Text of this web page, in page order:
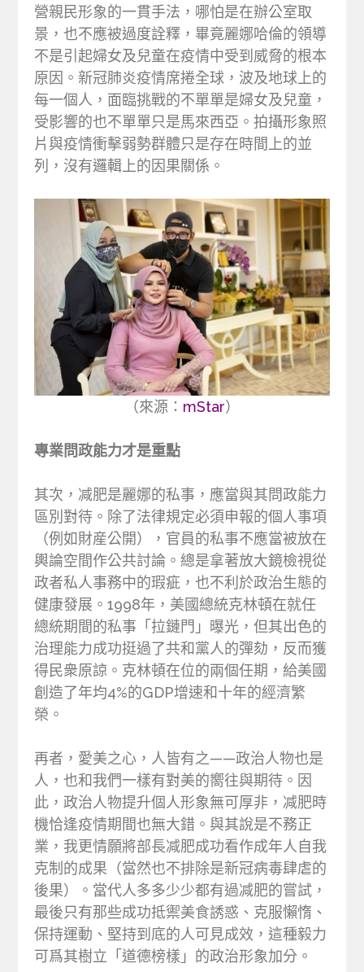
營親民形象的一貫手法，哪怕是在辦公室取
景，也不應被過度詮釋，畢竟麗娜哈倫的領導
不是引起婦女及兒童在疫情中受到威脅的根本
原因。新冠肺炎疫情席捲全球，波及地球上的
每一個人，面臨挑戰的不單單是婦女及兒童，
受影響的也不單單只是馬來西亞。拍攝形象照
片與疫情衝擊弱勢群體只是存在時間上的並
列，沒有邏輯上的因果關係。
（來源： mStar）
專業問政能力才是重點
其次，减肥是麗娜的私事，應當與其問政能力
區別對待。除了法律規定必須申報的個人事項
（例如財産公開），官員的私事不應當被放在
輿論空間作公共討論。總是拿著放大鏡檢視從
政者私人事務中的瑕疵，也不利於政治生態的
健康發展。1998年，美國總統克林頓在就任
總統期間的私事「拉鏈門」曝光，但其出色的
治理能力成功挺過了共和黨人的彈劾，反而獲
得民衆原諒。克林頓在位的兩個任期，給美國
創造了年均4%的GDP增速和十年的經濟繁
榮。
再者，愛美之心，人皆有之——政治人物也是
人，也和我們一樣有對美的嚮往與期待。因
此，政治人物提升個人形象無可厚非，减肥時
機恰逢疫情期間也無大錯。與其說是不務正
業，我更情願將部長减肥成功看作成年人自我
克制的成果（當然也不排除是新冠病毒肆虐的
後果）。當代人多多少少都有過减肥的嘗試，
最後只有那些成功抵禦美食誘惑、克服懶惰、
保持運動、堅持到底的人可見成效，這種毅力
可爲其樹立「道德榜樣」的政治形象加分。